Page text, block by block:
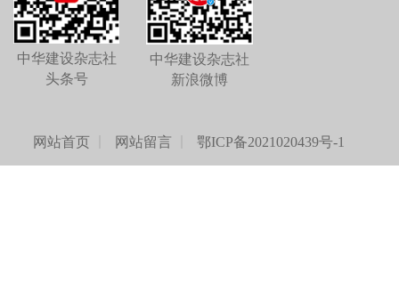
中华建设杂志社
头条号
中华建设杂志社
新浪微博
网站首页 网站留言 鄂ICP备2021020439号-1